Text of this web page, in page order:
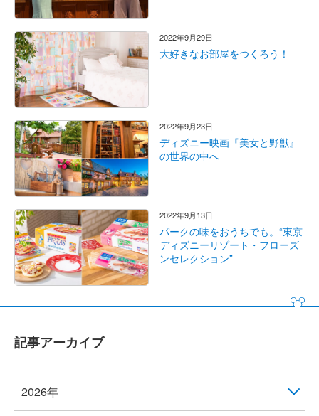
2022年9月29日
大好きなお部屋をつくろう！
2022年9月23日
ディズニー映画『美女と野獣』
の世界の中へ
2022年9月13日
パークの味をおうちでも。“東京
ディズニーリゾート・フローズ
ンセレクション”
記事アーカイブ
2026年